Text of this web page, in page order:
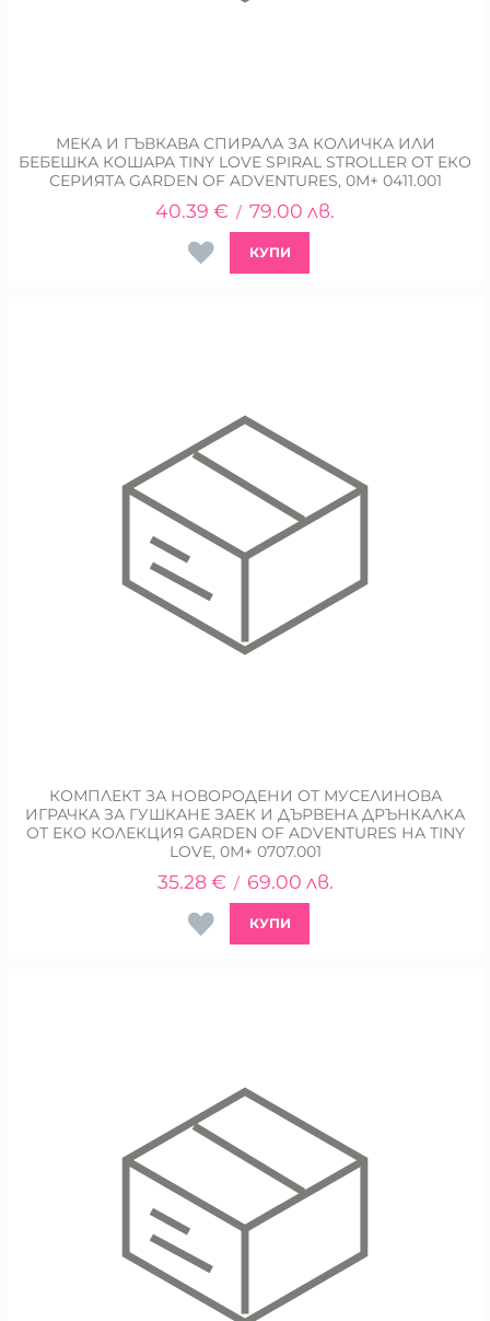
МЕКА И ГЪВКАВА СПИРАЛА ЗА КОЛИЧКА ИЛИ
БЕБЕШКА КОШАРА TINY LOVE SPIRAL STROLLER ОТ ЕКО
СЕРИЯТА GARDEN OF ADVENTURES, 0М+ 0411.001
40.39 € / 79.00 лв.
КУПИ
КОМПЛЕКТ ЗА НОВОРОДЕНИ ОТ МУСЕЛИНОВА
ИГРАЧКА ЗА ГУШКАНЕ ЗАЕК И ДЪРВЕНА ДРЪНКАЛКА
ОТ ЕКО КОЛЕКЦИЯ GARDEN OF ADVENTURES НА TINY
LOVE, 0М+ 0707.001
35.28 € / 69.00 лв.
КУПИ